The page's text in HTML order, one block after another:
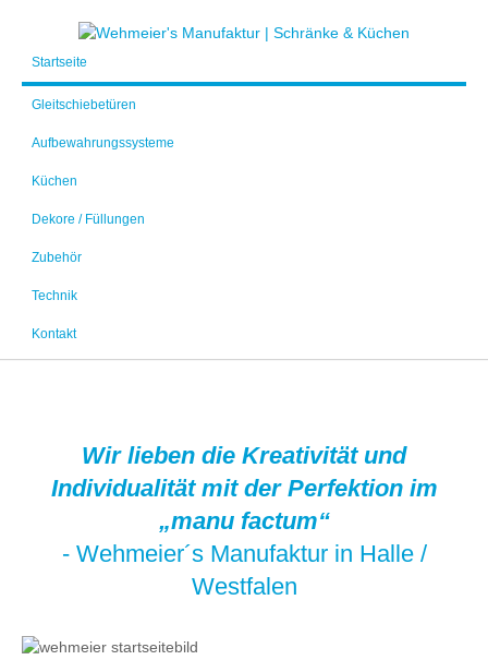
Startseite
Gleitschiebetüren
Aufbewahrungssysteme
Küchen
Dekore / Füllungen
Zubehör
Technik
Kontakt
Wir lieben die Kreativität und
Individualität mit der Perfektion im
„manu factum“
- Wehmeier´s Manufaktur in Halle /
Westfalen